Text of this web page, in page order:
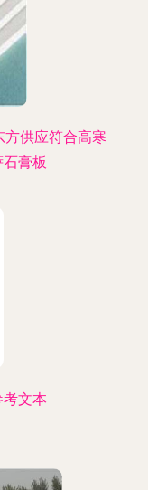
供应符合高寒
膏板
文本